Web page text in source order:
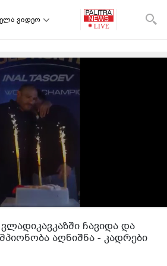
ვიდეო
ჩავიდა და
აღნიშნა - კადრები